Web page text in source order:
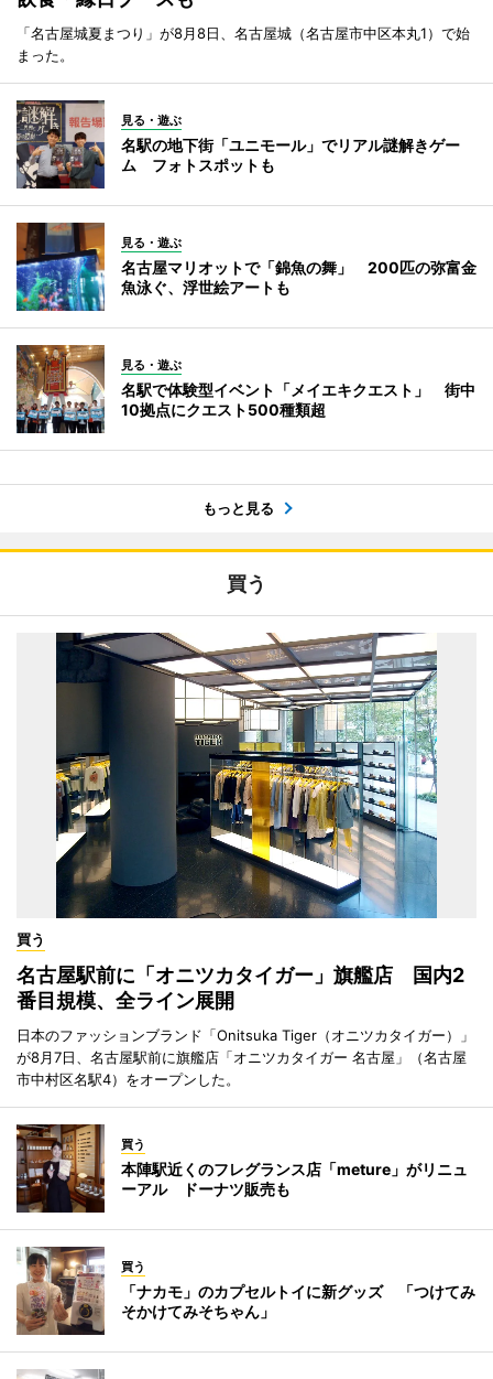
「名古屋城夏まつり」が8月8日、名古屋城（名古屋市中区本丸1）で始
まった。
見る・遊ぶ
名駅の地下街「ユニモール」でリアル謎解きゲー
ム フォトスポットも
見る・遊ぶ
名古屋マリオットで「錦魚の舞」 200匹の弥富金
魚泳ぐ、浮世絵アートも
見る・遊ぶ
名駅で体験型イベント「メイエキクエスト」 街中
10拠点にクエスト500種類超
もっと見る
買う
買う
名古屋駅前に「オニツカタイガー」旗艦店 国内2
番目規模、全ライン展開
日本のファッションブランド「Onitsuka Tiger（オニツカタイガー）」
が8月7日、名古屋駅前に旗艦店「オニツカタイガー 名古屋」（名古屋
市中村区名駅4）をオープンした。
買う
本陣駅近くのフレグランス店「meture」がリニュ
ーアル ドーナツ販売も
買う
「ナカモ」のカプセルトイに新グッズ 「つけてみ
そかけてみそちゃん」